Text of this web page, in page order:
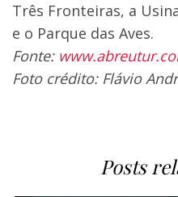
Três Fronteiras, a
e o Parque das Aves.
Fonte:
Foto crédito: Flávio
Posts